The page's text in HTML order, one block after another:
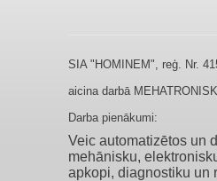
SIA "HOMINEM", reģ. Nr.
aicina darbā
Darba pienākumi:
Veic automatizētos un
mehānisku,
apkopi, diagnostiku un